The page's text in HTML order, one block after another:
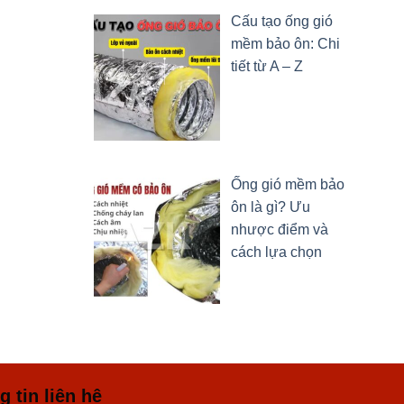
Cấu tạo ống gió
mềm bảo ôn: Chi
tiết từ A – Z
Ống gió mềm bảo
ôn là gì? Ưu
nhược điểm và
cách lựa chọn
tin liên hệ